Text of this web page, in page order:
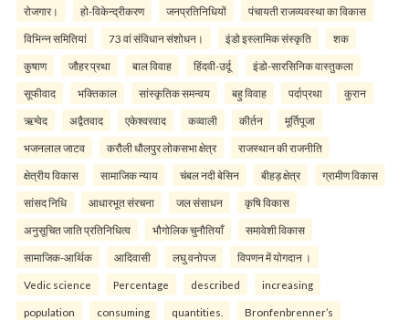
रोजगार। हो-विकेन्द्रीकरण जनप्रतिनिधियों पंचायती राजव्यवस्था का विकास
विभिन्न समितियां 73 वां संविधान संशोधन। इंडो इस्लामिक संस्कृति शक
कुषाण जौहर प्रथा बाल विवाह हिंदवी-उर्दू इंडो-सारसिनिक वास्तुकला
सूफीवाद भक्तिकाल सांस्कृतिक समन्वय बहु विवाह पर्दाप्रथा कुरान
ऋग्वेद अद्वैतवाद एकेश्वरवाद कव्वाली कीर्तन मूर्तिपूजा
भजनलाल जाटव करौली धौलपुर लोकसभा क्षेत्र राजस्थान की राजनीति
क्षेत्रीय विकास सामाजिक न्याय चंबल नदी बेसिन बीहड़ क्षेत्र ग्रामीण विकास
सांसद निधि आधारभूत संरचना जल संसाधन कृषि विकास
अनुसूचित जाति प्रतिनिधित्व भौगोलिक चुनौतियाँ समावेशी विकास
सामाजिक-आर्थिक आदिवासी लघु वनोपज विपणन में योगदान ।
Vedic science Percentage described increasing
population consuming quantities. Bronfenbrenner’s